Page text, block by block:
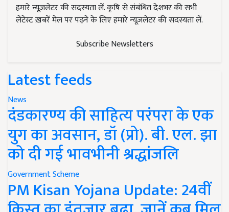
हमारे न्यूज़लेटर की सदस्यता लें. कृषि से संबंधित देशभर की सभी
लेटेस्ट ख़बरें मेल पर पढ़ने के लिए हमारे न्यूज़लेटर की सदस्यता लें.
Subscribe Newsletters
Latest feeds
News
दंडकारण्य की साहित्य परंपरा के एक
युग का अवसान, डॉ (प्रो). बी. एल. झा
को दी गई भावभीनी श्रद्धांजलि
Government Scheme
PM Kisan Yojana Update: 24वीं